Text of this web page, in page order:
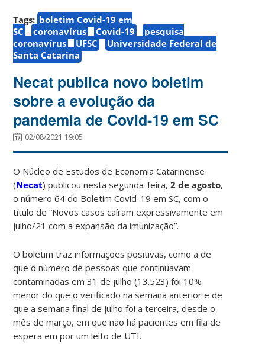
Tags: boletim Covid-19 em
SC
coronavírus Covid-19
pesquisa
coronavírus
UFSC
Universidade Federal de
Santa Catarina
Necat publica novo boletim
sobre a evolução da
pandemia de Covid-19 em SC
02/08/2021 19:05
O Núcleo de Estudos de Economia Catarinense
(Necat) publicou nesta segunda-feira,2 de agosto,
o número 64 do Boletim Covid-19 em SC, com o
título de “Novos casos caíram expressivamente em
julho/21 com a expansão da imunização”.
O boletim traz informações positivas, como a de
que o número de pessoas que continuavam
contaminadas em 31 de julho (13.523) foi 10%
menor do que o verificado na semana anterior e de
que a semana final de julho foi a terceira, desde o
mês de março, em que não há pacientes em fila de
espera em por um leito de UTI.